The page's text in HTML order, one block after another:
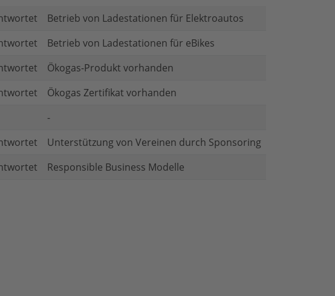
Betrieb von Ladestationen für Elektroautos
Betrieb von Ladestationen für eBikes
Ökogas-Produkt vorhanden
Ökogas Zertifikat vorhanden
-
Unterstützung von Vereinen durch Sponsoring
Responsible Business Modelle